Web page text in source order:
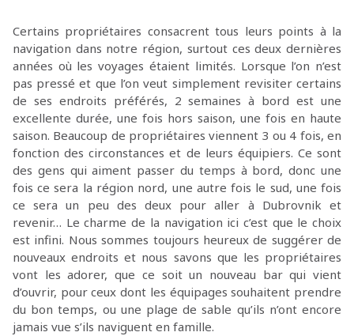
Certains propriétaires consacrent tous leurs points à la
navigation dans notre région, surtout ces deux dernières
années où les voyages étaient limités. Lorsque l’on n’est
pas pressé et que l’on veut simplement revisiter certains
de ses endroits préférés, 2 semaines à bord est une
excellente durée, une fois hors saison, une fois en haute
saison. Beaucoup de propriétaires viennent 3 ou 4 fois, en
fonction des circonstances et de leurs équipiers. Ce sont
des gens qui aiment passer du temps à bord, donc une
fois ce sera la région nord, une autre fois le sud, une fois
ce sera un peu des deux pour aller à Dubrovnik et
revenir… Le charme de la navigation ici c’est que le choix
est infini. Nous sommes toujours heureux de suggérer de
nouveaux endroits et nous savons que les propriétaires
vont les adorer, que ce soit un nouveau bar qui vient
d’ouvrir, pour ceux dont les équipages souhaitent prendre
du bon temps, ou une plage de sable qu’ils n’ont encore
jamais vue s’ils naviguent en famille.